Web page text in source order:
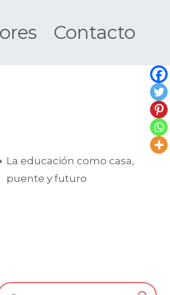
Contacto
La educación como casa,
puente y futuro